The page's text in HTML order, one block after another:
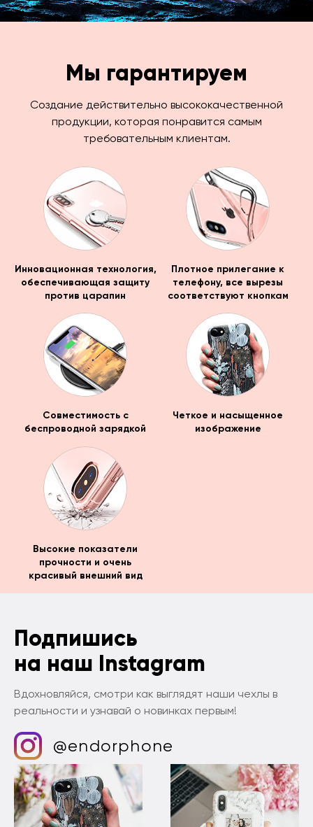
Мы гарантируем
Создание действительно высококачественной
продукции, которая понравится самым
требовательным клиентам.
Инновационная технология,
обеспечивающая защиту
против царапин
Плотное прилегание к
телефону, все вырезы
соответствуют кнопкам
Совместимость с
беспроводной зарядкой
Четкое и насыщенное
изображение
Высокие показатели
прочности и очень
красивый внешний вид
Подпишись
на наш Instagram
Вдохновляйся, смотри как выглядят наши чехлы в
реальности и узнавай о новинках первым!
@endorphone